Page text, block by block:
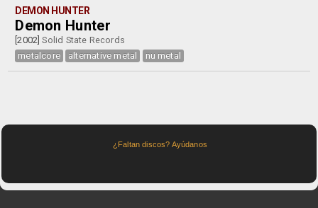
DEMON HUNTER
Demon Hunter
[2002]Solid State Records
metalcore
alternative metal nu metal
¿Faltan discos? Ayúdanos